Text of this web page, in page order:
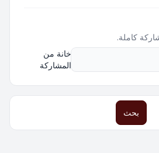
خانة من
المشاركة
بحث